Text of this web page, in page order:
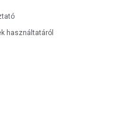
használtatáról